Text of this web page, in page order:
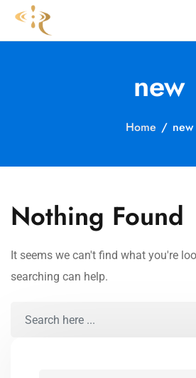
new
Home / new
Nothing Found
It seems we can't find what you're
searching can help.